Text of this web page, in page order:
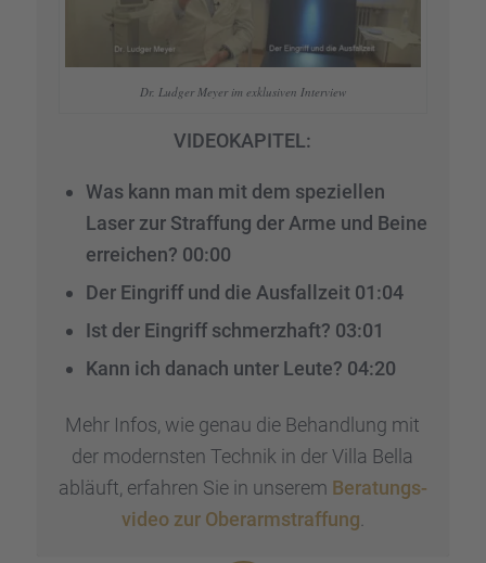
Dr. Ludger Meyer im exklu­si­ven Inter­view
VIDEOKAPITEL:
Was kann man mit dem spezi­el­len
Laser zur Straf­fung der Arme und Beine
errei­chen? 00:00
Der Eingriff und die Ausfall­zeit 01:04
Ist der Eingriff schmerz­haft? 03:01
Kann ich danach unter Leute? 04:20
Mehr Infos, wie genau die Behand­lung mit
der moderns­ten Technik in der Villa Bella
abläuft, erfah­ren Sie in unserem Beratungs­
vi­deo zur Oberarm­straf­fung